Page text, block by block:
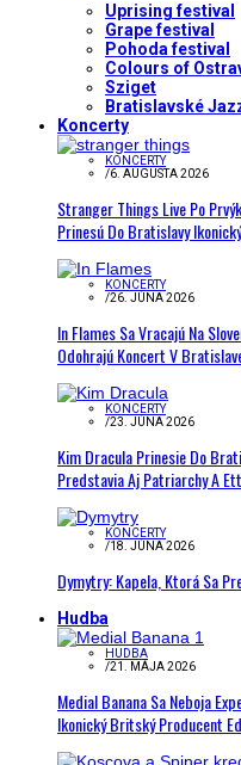
Uprising festival
Grape festival
Pohoda festival
Colours of
Sziget
Bratislavské
Koncerty
KONCERTY
/6. AUGUSTA 2026
Stranger Things Live Po
Prinesú Do Bratislavy
KONCERTY
/26. JÚNA 2026
In Flames Sa Vracajú Na
Odohrajú Koncert V
KONCERTY
/23. JÚNA 2026
Kim Dracula Prinesie Do
Predstavia Aj Patriarchy A
KONCERTY
/18. JÚNA 2026
Dymytry: Kapela, Ktorá Sa
Hudba
HUDBA
/21. MÁJA 2026
Medial Banana Sa Neboja
Ikonický Britský Producent